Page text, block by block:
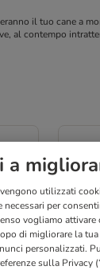
il tuo cane a
al contempo
a
utilizzati
necessari per
vogliamo
di migliorare la
personalizzati.
sulla Privacy